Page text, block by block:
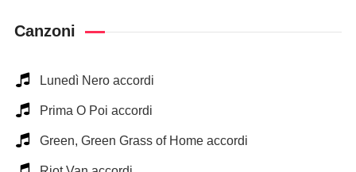
Canzoni
Lunedì Nero accordi
Prima O Poi accordi
Green, Green Grass of Home accordi